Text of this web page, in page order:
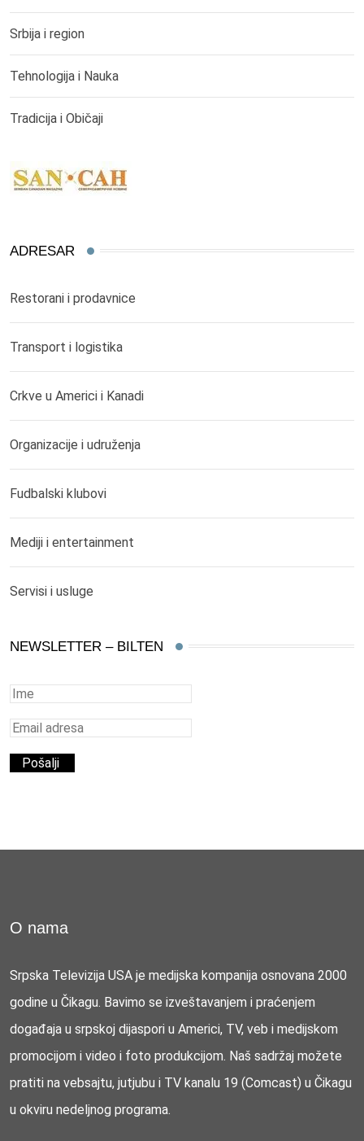
Srbija i region
Tehnologija i Nauka
Tradicija i Običaji
ADRESAR
Restorani i prodavnice
Transport i logistika
Crkve u Americi i Kanadi
Organizacije i udruženja
Fudbalski klubovi
Mediji i entertainment
Servisi i usluge
NEWSLETTER – BILTEN
O nama
Srpska Televizija USA je medijska kompanija osnovana 2000
godine u Čikagu. Bavimo se izveštavanjem i praćenjem
događaja u srpskoj dijaspori u Americi, TV, veb i medijskom
promocijom i video i foto produkcijom. Naš sadržaj možete
pratiti na vebsajtu, jutjubu i TV kanalu 19 (Comcast) u Čikagu
u okviru nedeljnog programa.